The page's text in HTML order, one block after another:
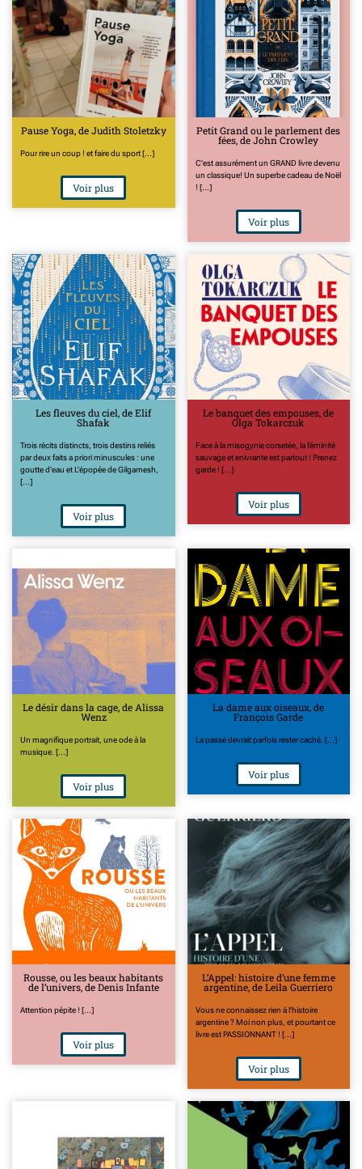
Pause Yoga, de Judith Stoletzky
Pour rire un coup ! et faire du sport [...]
Voir plus
Petit Grand ou le parlement des
fées, de John Crowley
C'est assurément un GRAND livre devenu
un classique! Un superbe cadeau de Noël
! [...]
Voir plus
Les fleuves du ciel, de Elif
Shafak
Trois récits distincts, trois destins reliés
par deux faits a priori minuscules : une
goutte d'eau et L'épopée de Gilgamesh,
[...]
Voir plus
Le banquet des empouses, de
Olga Tokarczuk
Face à la misogynie corsetée, la féminité
sauvage et enivrante est partout ! Prenez
garde ! [...]
Voir plus
Le désir dans la cage, de Alissa
Wenz
Un magnifique portrait, une ode à la
musique. [...]
Voir plus
La dame aux oiseaux, de
François Garde
La passé devrait parfois rester caché. [...]
Voir plus
Rousse, ou les beaux habitants
de l’univers, de Denis Infante
Attention pépite ! [...]
Voir plus
L’Appel: histoire d’une femme
argentine, de Leila Guerriero
Vous ne connaissez rien à l'histoire
argentine ? Moi non plus, et pourtant ce
livre est PASSIONNANT ! [...]
Voir plus